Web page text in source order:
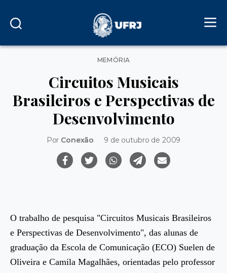
Categorias
MEMÓRIA
Circuitos Musicais
Brasileiros e Perspectivas de
Desenvolvimento
Por Conexão 9 de outubro de 2009
O trabalho de pesquisa "Circuitos Musicais Brasileiros
e Perspectivas de Desenvolvimento", das alunas de
graduação da Escola de Comunicação (ECO) Suelen de
Oliveira e Camila Magalhães, orientadas pelo professor